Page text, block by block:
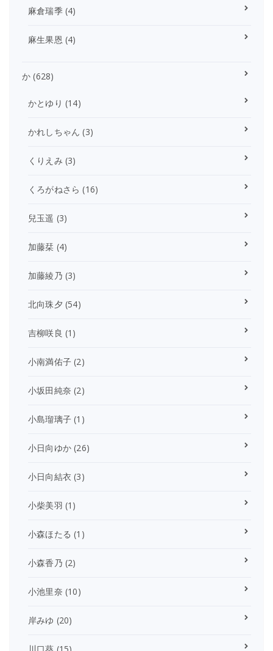
麻倉瑞季(4)
麻生果恩 (4)
か (628)
かとゆり (14)
かれしちゃん (3)
くりえみ (3)
くろがねさら (16)
兒玉遥 (3)
加藤栞 (4)
加藤綾乃 (3)
北向珠夕 (54)
吉柳咲良 (1)
小南満佑子 (2)
小坂田純奈 (2)
小島瑠璃子 (1)
小日向ゆか (26)
小日向結衣 (3)
小柴美羽 (1)
小森ほたる (1)
小森香乃 (2)
小池里奈 (10)
岸みゆ (20)